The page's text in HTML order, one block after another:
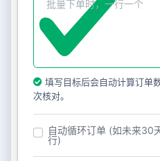
填写目标后会自动计算订单
次核对。
自动循环订单 (如未来30
行)